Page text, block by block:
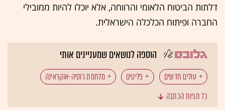
דלתות הביטוח הלאומי והרווחה, אלא יוכלו להיות ממובילי
החברה ופיתוח הכלכלה הישראלית.
הוספה לנושאים שמעניינים אותי
עולים חדשים פליטים מלחמת רוסיה-אוקראינה
כל תגיות הכתבה